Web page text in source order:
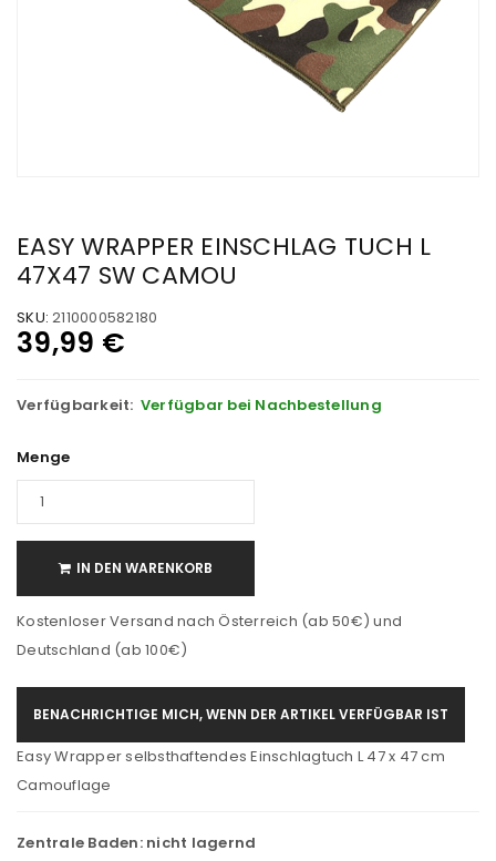
EASY WRAPPER EINSCHLAG TUCH L
47X47 SW CAMOU
SKU: 2110000582180
39,99 €
Verfügbarkeit: Verfügbar bei Nachbestellung
Menge
IN DEN WARENKORB
Kostenloser Versand nach Österreich (ab 50€) und
Deutschland (ab 100€)
BENACHRICHTIGE MICH, WENN DER ARTIKEL VERFÜGBAR IST
Easy Wrapper selbsthaftendes Einschlagtuch L 47 x 47 cm
Camouflage
Zentrale Baden: nicht lagernd